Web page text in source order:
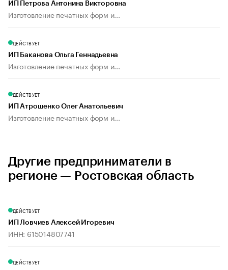
ИП Петрова Антонина Викторовна
Изготовление печатных форм и...
ДЕЙСТВУЕТ
ИП Баканова Ольга Геннадьевна
Изготовление печатных форм и...
ДЕЙСТВУЕТ
ИП Атрошенко Олег Анатольевич
Изготовление печатных форм и...
Другие предприниматели в
регионе — Ростовская область
ДЕЙСТВУЕТ
ИП Ловчиев Алексей Игоревич
ИНН: 615014807741
ДЕЙСТВУЕТ